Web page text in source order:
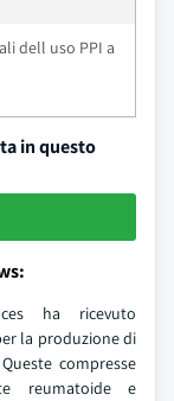
dell uso PPI a
in questo
ha ricevuto
la produzione di
compresse
reumatoide e